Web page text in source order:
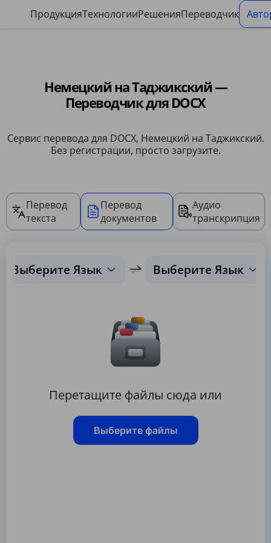
ПродукцияТехнологииРешенияПереводчик
Немецкий на Таджикский —
Переводчик для DOCX
Сервис перевода для DOCX, Немецкий на Таджикский.
Без регистрации, просто загрузите.
Перевод
текста
Перевод
документов
Аудио
транскрипция
Выберите Язык Выберите Язык
Перетащите файлы сюда или
Выберите файлы